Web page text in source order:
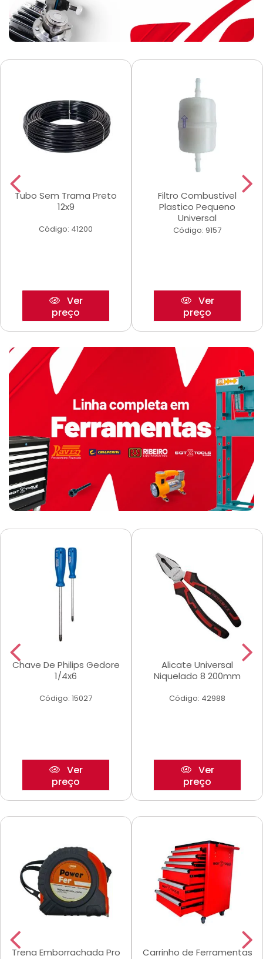
Tubo Sem Trama Preto
12x9
Código: 41200
Ver
preço
Filtro Combustivel
Plastico Pequeno
Universal
Código: 9157
Ver
preço
Chave De Philips Gedore
1/4x6
Código: 15027
Ver
preço
Alicate Universal
Niquelado 8 200mm
Código: 42988
Ver
preço
Trena Emborrachada Pro
Carrinho de Ferramentas